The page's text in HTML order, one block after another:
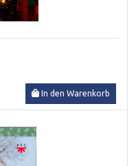
In den Warenkorb